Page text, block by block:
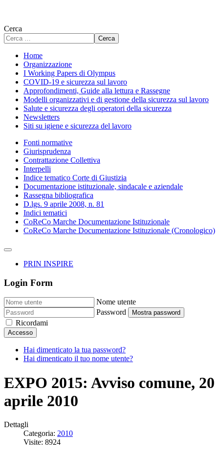
Cerca
Cerca
Home
Organizzazione
I Working Papers di Olympus
COVID-19 e sicurezza sul lavoro
Approfondimenti, Guide alla lettura e Rassegne
Modelli organizzativi e di gestione della sicurezza sul lavoro
Salute e sicurezza degli operatori della sicurezza
Newsletters
Siti su igiene e sicurezza del lavoro
Fonti normative
Giurisprudenza
Contrattazione Collettiva
Interpelli
Indice tematico Corte di Giustizia
Documentazione istituzionale, sindacale e aziendale
Rassegna bibliografica
D.lgs. 9 aprile 2008, n. 81
Indici tematici
CoReCo Marche Documentazione Istituzionale
CoReCo Marche Documentazione Istituzionale (Cronologico)
PRIN INSPIRE
Login Form
Nome utente
Password
Mostra password
Ricordami
Accesso
Hai dimenticato la tua password?
Hai dimenticato il tuo nome utente?
EXPO 2015: Avviso comune, 20
aprile 2010
Dettagli
Categoria: 2010
Visite: 8924